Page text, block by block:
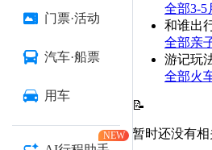
门票·活动
汽车·船票
用车
NEW
全部3-5
和谁出
全部亲
游记玩
全部火
📝
暂时还没有